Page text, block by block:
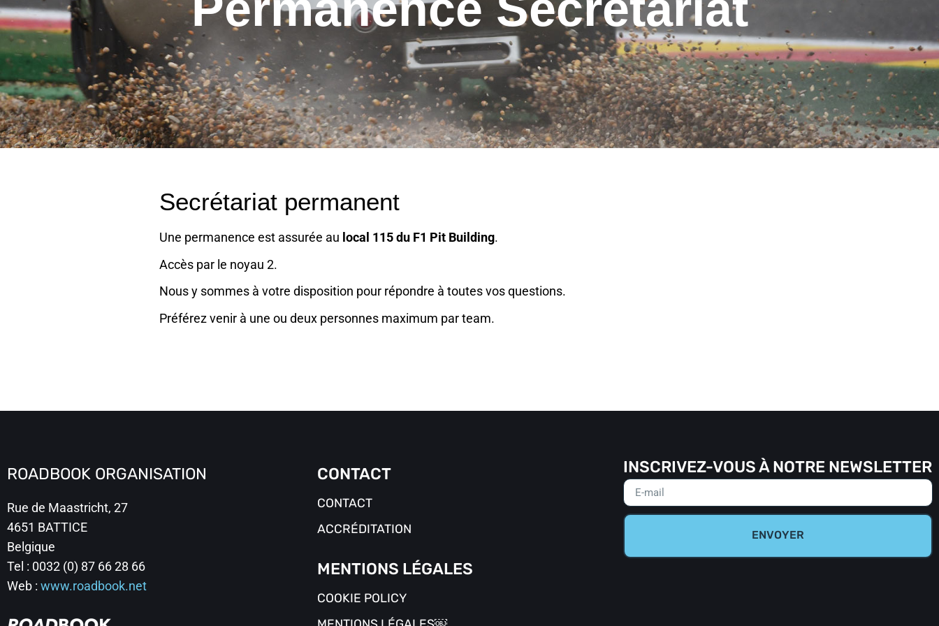
Secrétariat permanent
Une permanence est assurée au local 115 du F1 Pit Building.
Accès par le noyau 2.
Nous y sommes à votre disposition pour répondre à toutes vos questions.
Préférez venir à une ou deux personnes maximum par team.
ROADBOOK ORGANISATION
Rue de Maastricht, 27
4651 BATTICE
Belgique
Tel : 0032 (0) 87 66 28 66
Web : www.roadbook.net
CONTACT
CONTACT
ACCRÉDITATION
MENTIONS LÉGALES
COOKIE POLICY
INSCRIVEZ-VOUS À NOTRE NEWSLETTER
ENVOYER